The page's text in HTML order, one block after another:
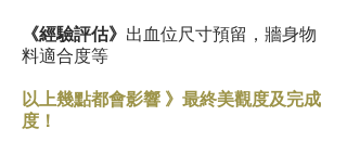
《經驗評估》 出血位尺寸預留，牆身物
料適合度等
以上幾點都會影響 》最終美觀度及完成
度！